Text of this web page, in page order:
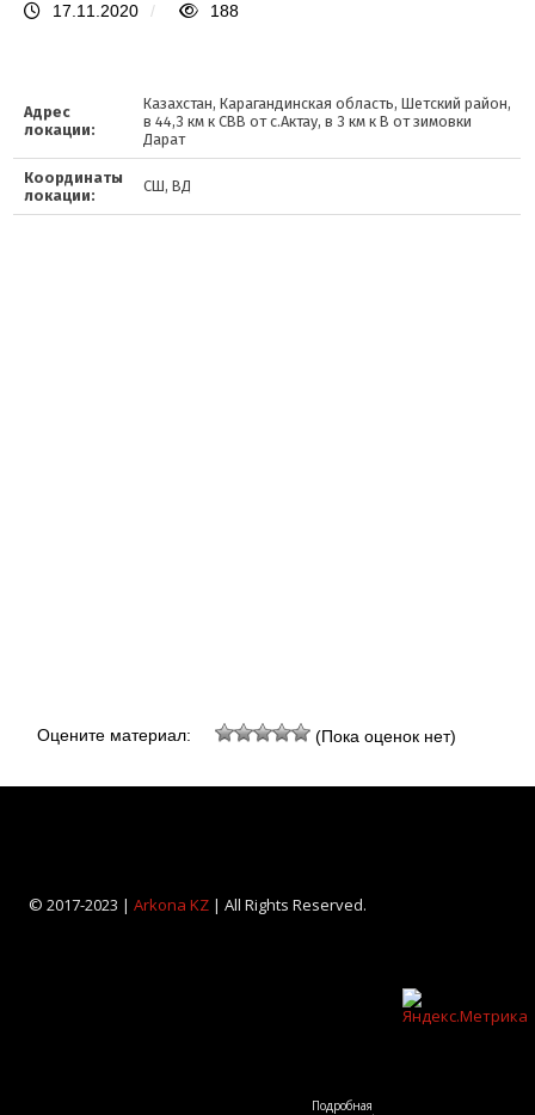
17.11.2020 / 188
Адрес
локации:
Казахстан, Карагандинская область, Шетский район,
в 44,3 км к СВВ от с.Актау, в 3 км к В от зимовки
Дарат
Координаты
локации:
СШ, ВД
Оцените материал: (Пока оценок нет)
© 2017-2023 | Arkona KZ| All Rights Reserved.
Подробная